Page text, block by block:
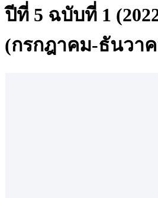
ปีที่ 5 ฉบับที่ 1
(กรกฎาคม-ธันวาค